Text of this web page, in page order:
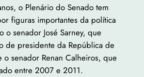
o Plenário do Senado tem
figuras importantes da política
o senador José Sarney, que
de presidente da República de
o senador Renan Calheiros, que
entre 2007 e 2011.